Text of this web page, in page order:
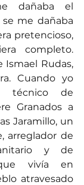
dañaba el
me dañaba
pretencioso,
completo.
Ismael Rudas,
Cuando yo
técnico de
Granados a
Jaramillo, un
arreglador de
y de
vivía en
atravesado